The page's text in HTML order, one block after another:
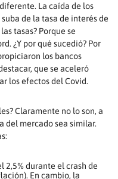
La caída de los
de la tasa de interés de
tasas? Porque se
¿Y por qué sucedió? Por
los bancos
que se aceleró
los efectos del Covid.
Claramente no lo son, a
del mercado sea similar.
durante el crash de
En cambio, la